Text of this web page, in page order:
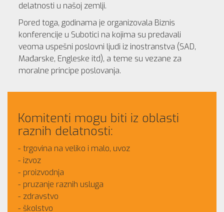
delatnosti u našoj zemlji.
Pored toga, godinama je organizovala Biznis
konferencije u Subotici na kojima su predavali
veoma uspešni poslovni ljudi iz inostranstva (SAD,
Mađarske, Engleske itd), a teme su vezane za
moralne principe poslovanja.
Komitenti mogu biti iz oblasti
raznih delatnosti:
trgovina na veliko i malo, uvoz
izvoz
proizvodnja
pruzanje raznih usluga
zdravstvo
školstvo